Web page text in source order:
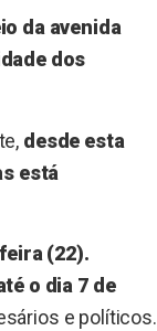
da avenida
dos
desde esta
está
(22).
o dia 7 de
e políticos.